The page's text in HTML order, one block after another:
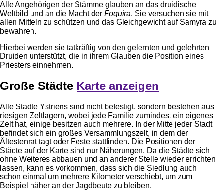
Alle Angehörigen der Stämme glauben an das druidische
Weltbild und an die Macht der Foquira. Sie versuchen sie mit
allen Mitteln zu schützen und das Gleichgewicht auf Samyra zu
bewahren.
Hierbei werden sie tatkräftig von den gelernten und gelehrten
Druiden unterstützt, die in ihrem Glauben die Position eines
Priesters einnehmen.
Große Städte Karte anzeigen
Alle Städte Ystriens sind nicht befestigt, sondern bestehen aus
riesigen Zeltlagern, wobei jede Familie zumindest ein eigenes
Zelt hat, einige besitzen auch mehrere. In der Mitte jeder Stadt
befindet sich ein großes Versammlungszelt, in dem der
Ältestenrat tagt oder Feste stattfinden. Die Positionen der
Städte auf der Karte sind nur Näherungen. Da die Städte sich
ohne Weiteres abbauen und an anderer Stelle wieder errichten
lassen, kann es vorkommen, dass sich die Siedlung auch
schon einmal um mehrere Kilometer verschiebt, um zum
Beispiel näher an der Jagdbeute zu bleiben.